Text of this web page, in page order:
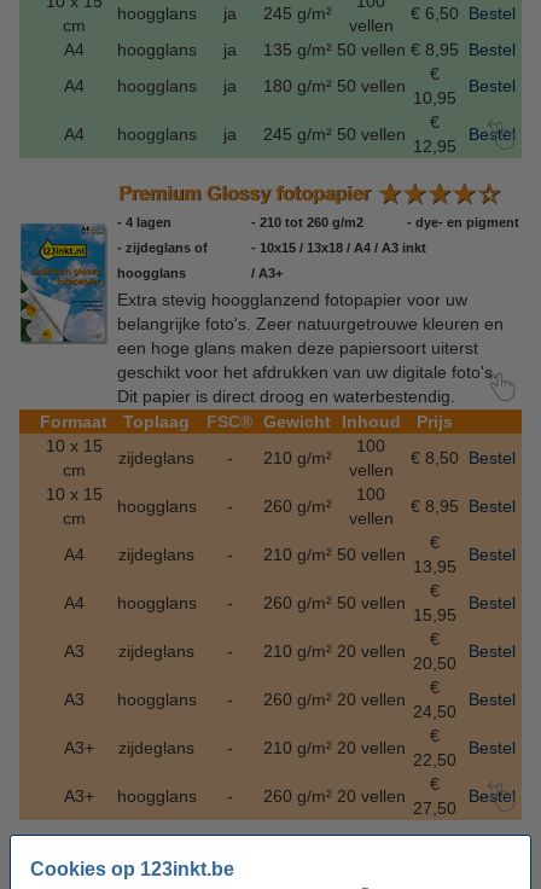
Cookies op 123inkt.be
cm
hoogglans ja 245 g/m²
vellen
€ 6,50
Bestel
A4
hoogglans ja 135 g/m² 50 vellen € 8,95
Bestel
A4
hoogglans ja 180 g/m² 50 vellen
€
10,95
Bestel
A4 hoogglans ja 245 g/m² 50 vellen
€
12,95
Bestel
- 4 lagen
- zijdeglans of
hoogglans
- 210 tot 260 g/m2
- 10x15 / 13x18 / A4 / A3
/ A3+
- dye- en pigment
inkt
Extra stevig hoogglanzend fotopapier voor uw
belangrijke foto's. Zeer natuurgetrouwe kleuren en
een hoge glans maken deze papiersoort uiterst
geschikt voor het afdrukken van uw digitale foto's.
Dit papier is direct droog en waterbestendig.
Formaat
Toplaag FSC® Gewicht Inhoud
Prijs
10 x 15
cm
zijdeglans - 210 g/m²
100
vellen
€ 8,50
Bestel
10 x 15
cm
hoogglans - 260 g/m²
100
vellen
€ 8,95 Bestel
A4 zijdeglans - 210 g/m² 50 vellen
€
13,95
Bestel
A4 hoogglans - 260 g/m² 50 vellen
€
15,95
Bestel
A3 zijdeglans - 210 g/m² 20 vellen
€
20,50
Bestel
A3 hoogglans - 260 g/m² 20 vellen
€
24,50
Bestel
A3+ zijdeglans - 210 g/m² 20 vellen
€
22,50
Bestel
A3+ hoogglans - 260 g/m² 20 vellen
€
27,50
Bestel
- 7 lagen